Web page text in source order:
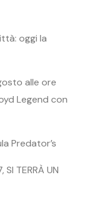
oggi la
alle ore
Legend con
Predator’s
SI TERRÀ UN